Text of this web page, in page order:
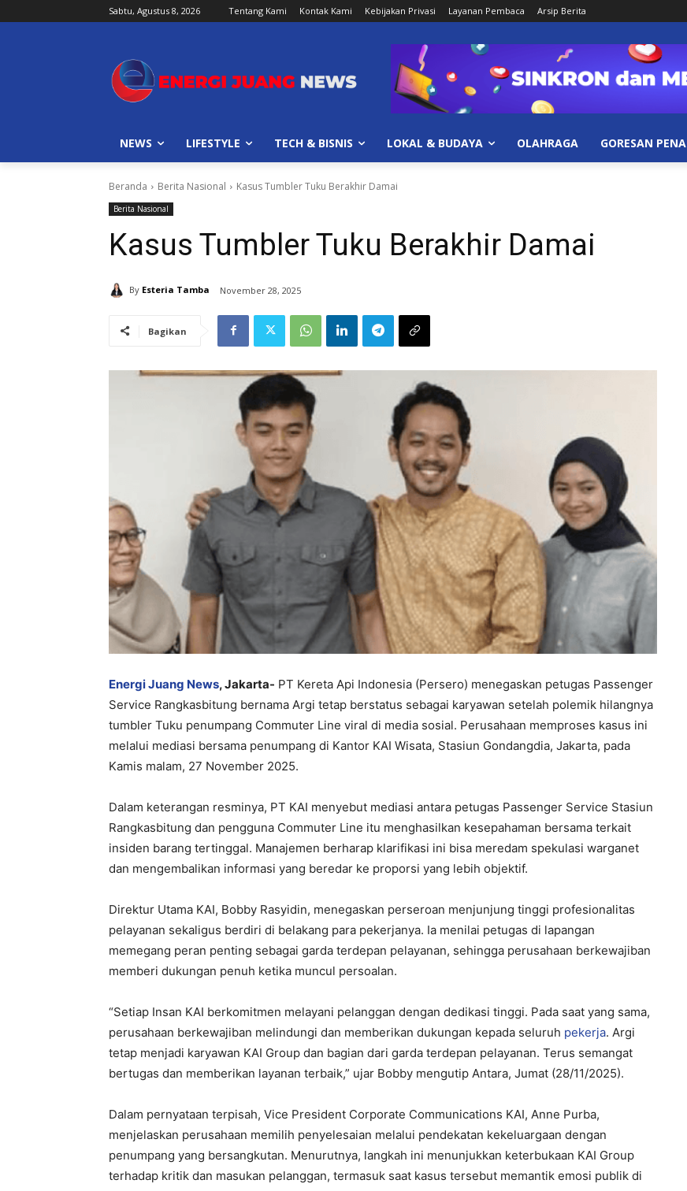
Sabtu, Agustus 8, 2026 Tentang Kami Kontak Kami Kebijakan Privasi Layanan Pembaca Arsip Berita
NEWS LIFESTYLE TECH & BISNIS LOKAL & BUDAYA OLAHRAGA GORESAN PENA
Beranda Berita Nasional Kasus Tumbler Tuku Berakhir Damai
Berita Nasional
Kasus Tumbler Tuku Berakhir Damai
By Esteria Tamba November 28, 2025
Bagikan
Energi Juang News, Jakarta- PT Kereta Api Indonesia (Persero) menegaskan petugas Passenger
Service Rangkasbitung bernama Argi tetap berstatus sebagai karyawan setelah polemik hilangnya
tumbler Tuku penumpang Commuter Line viral di media sosial. Perusahaan memproses kasus ini
melalui mediasi bersama penumpang di Kantor KAI Wisata, Stasiun Gondangdia, Jakarta, pada
Kamis malam, 27 November 2025.
Dalam keterangan resminya, PT KAI menyebut mediasi antara petugas Passenger Service Stasiun
Rangkasbitung dan pengguna Commuter Line itu menghasilkan kesepahaman bersama terkait
insiden barang tertinggal. Manajemen berharap klarifikasi ini bisa meredam spekulasi warganet
dan mengembalikan informasi yang beredar ke proporsi yang lebih objektif.
Direktur Utama KAI, Bobby Rasyidin, menegaskan perseroan menjunjung tinggi profesionalitas
pelayanan sekaligus berdiri di belakang para pekerjanya. Ia menilai petugas di lapangan
memegang peran penting sebagai garda terdepan pelayanan, sehingga perusahaan berkewajiban
memberi dukungan penuh ketika muncul persoalan.
“Setiap Insan KAI berkomitmen melayani pelanggan dengan dedikasi tinggi. Pada saat yang sama,
perusahaan berkewajiban melindungi dan memberikan dukungan kepada seluruh pekerja. Argi
tetap menjadi karyawan KAI Group dan bagian dari garda terdepan pelayanan. Terus semangat
bertugas dan memberikan layanan terbaik,” ujar Bobby mengutip Antara, Jumat (28/11/2025).
Dalam pernyataan terpisah, Vice President Corporate Communications KAI, Anne Purba,
menjelaskan perusahaan memilih penyelesaian melalui pendekatan kekeluargaan dengan
penumpang yang bersangkutan. Menurutnya, langkah ini menunjukkan keterbukaan KAI Group
terhadap kritik dan masukan pelanggan, termasuk saat kasus tersebut memantik emosi publik di